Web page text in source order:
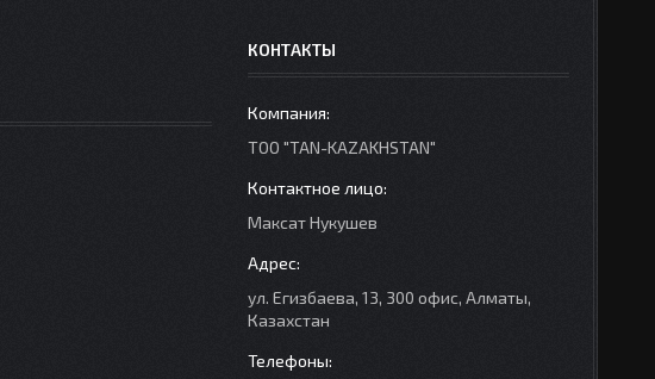
КОНТАКТЫ
ТОО "TAN-KAZAKHSTAN"
Максат Нукушев
ул. Егизбаева, 13, 300 офис, Алматы,
Казахстан